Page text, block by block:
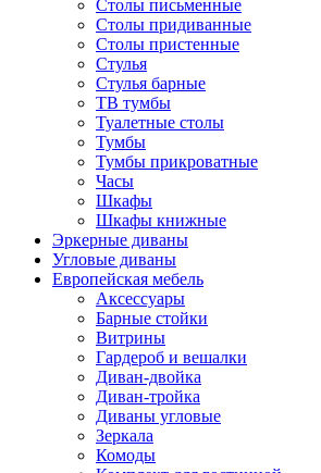
Столы письменные
Столы придиванные
Столы пристенные
Стулья
Стулья барные
ТВ тумбы
Туалетные столы
Тумбы
Тумбы прикроватные
Часы
Шкафы
Шкафы книжные
Эркерные диваны
Угловые диваны
Европейская мебель
Аксессуары
Барные стойки
Витрины
Гардероб и вешалки
Диван-двойка
Диван-тройка
Диваны угловые
Зеркала
Комоды